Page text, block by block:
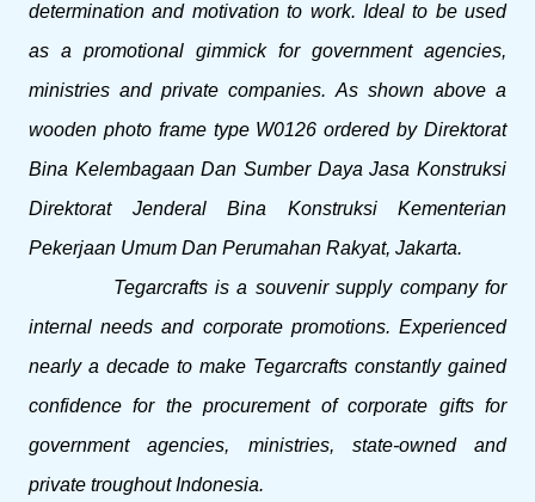
determination and motivation to work. Ideal to be used
as a promotional gimmick for government agencies,
ministries and private companies. As shown above a
wooden photo frame type W0126 ordered by Direktorat
Bina Kelembagaan Dan Sumber Daya Jasa Konstruksi
Direktorat Jenderal Bina Konstruksi Kementerian
Pekerjaan Umum Dan Perumahan Rakyat, Jakarta.
Tegarcrafts is a souvenir supply company for
internal needs and corporate promotions. Experienced
nearly a decade to make Tegarcrafts constantly gained
confidence for the procurement of corporate gifts for
government agencies, ministries, state-owned and
private troughout Indonesia.